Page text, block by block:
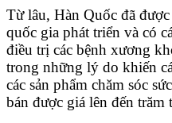
Từ lâu, Hàn Quốc đã
quốc gia phát triển và có
điều trị các bệnh xương
trong những lý do khiến
các sản phẩm chăm sóc
bán được giá lên đến trăm